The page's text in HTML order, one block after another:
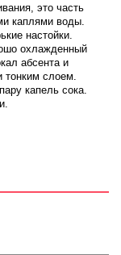
это часть
каплями воды.
настойки.
охлажденный
абсента и
тонким слоем.
капель сока.